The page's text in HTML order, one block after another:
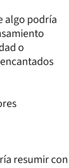
algo podría
o
resumir con